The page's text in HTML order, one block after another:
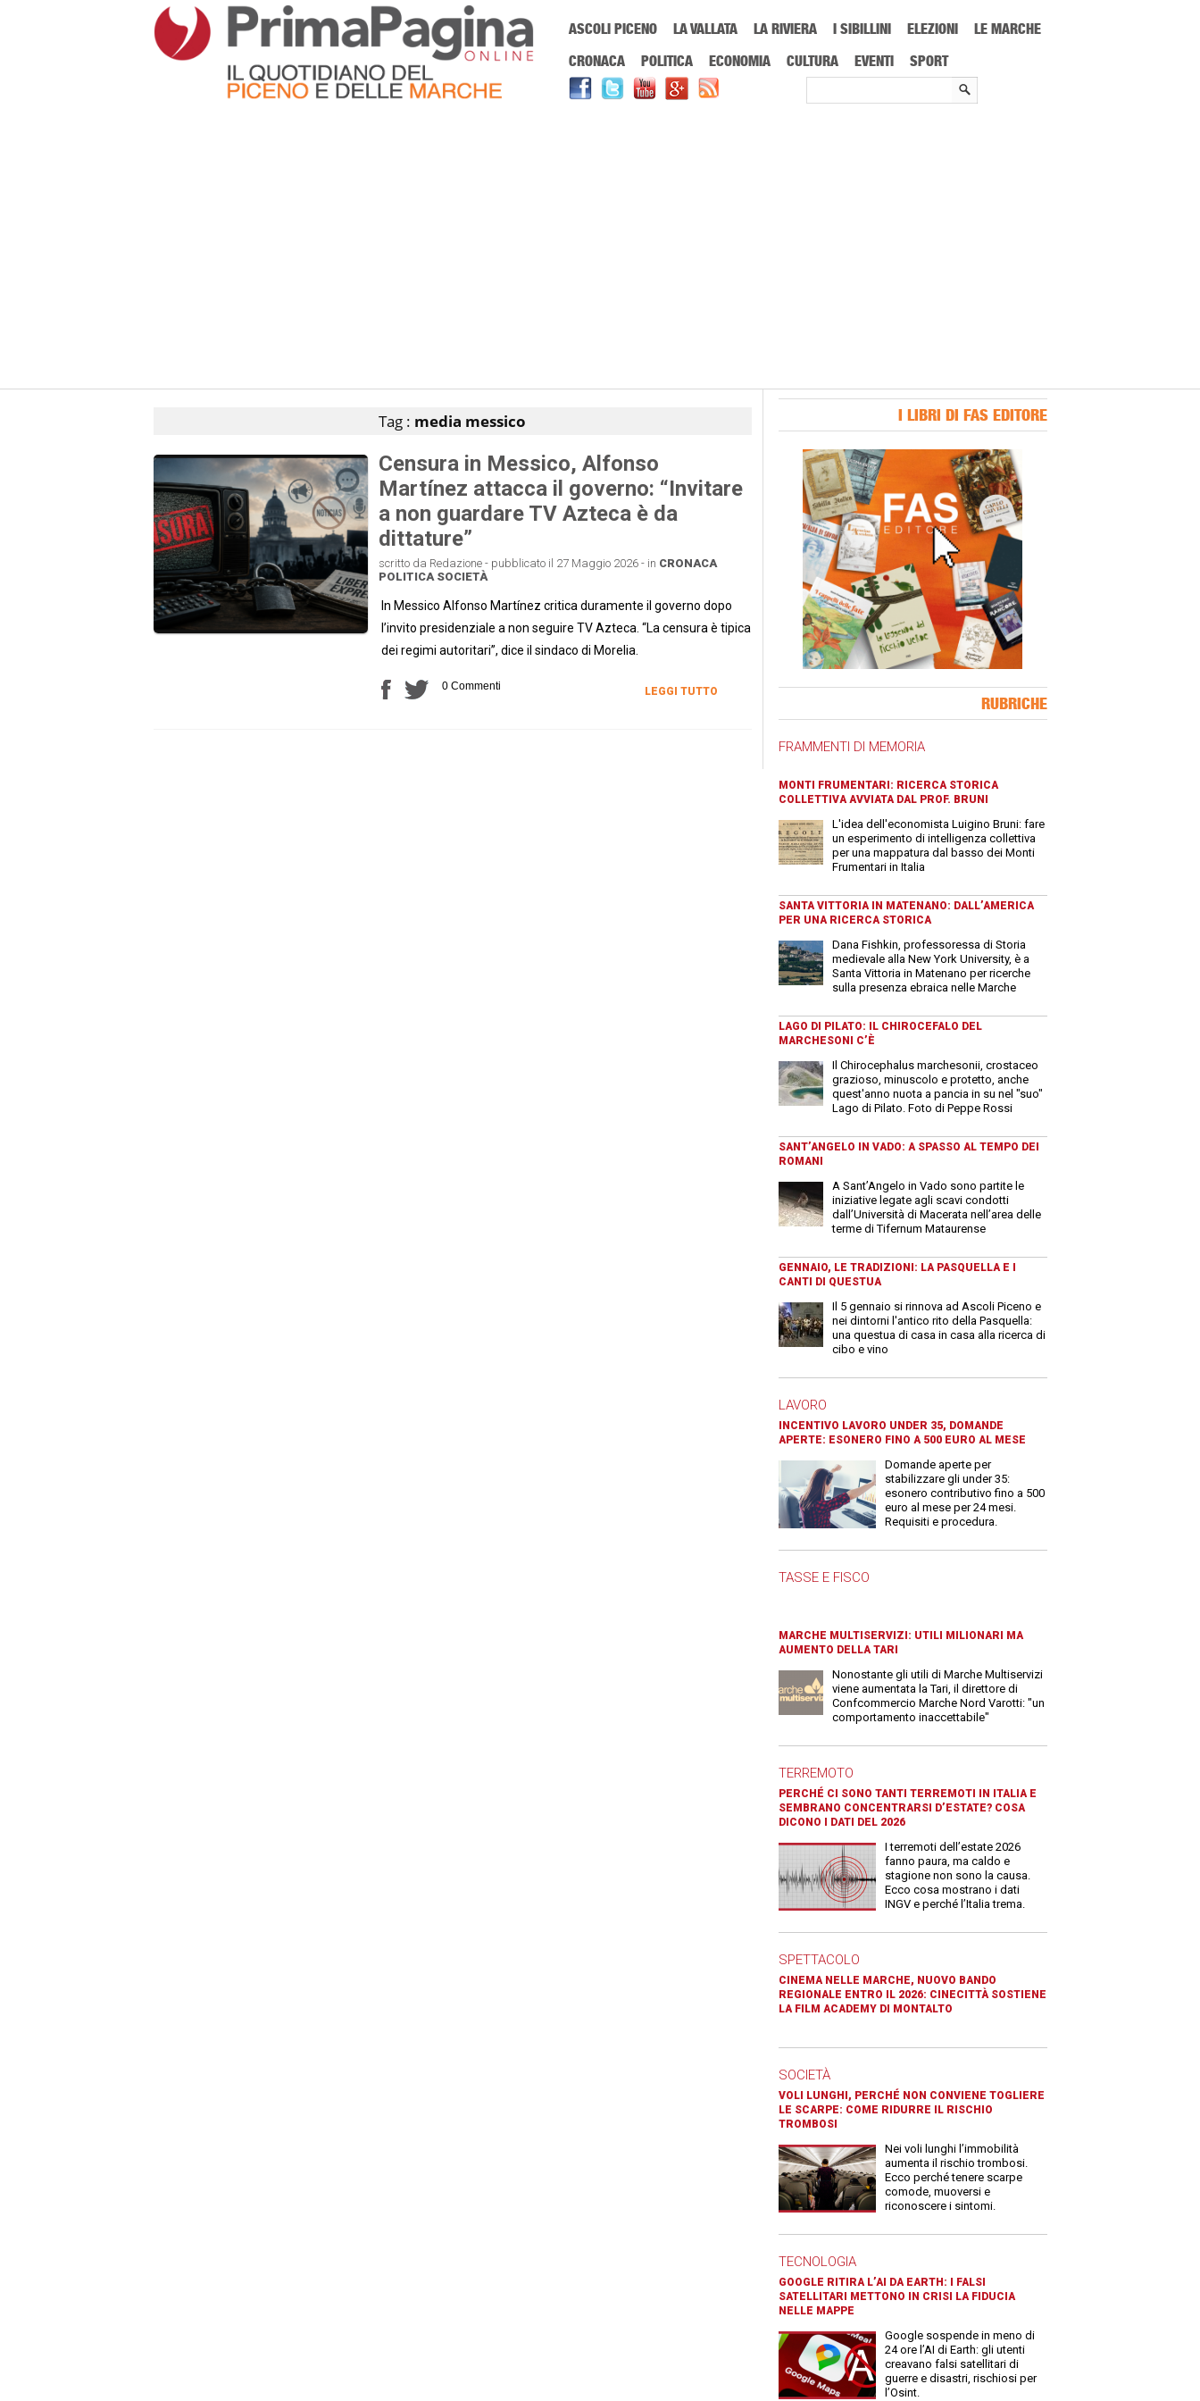
ASCOLI PICENO LA VALLATA LA RIVIERA I SIBILLINI ELEZIONI
LE MARCHE
CRONACA
POLITICA ECONOMIA CULTURA EVENTI SPORT
Tag : media messico
Censura in Messico, Alfonso
Martínez attacca il governo: “Invitare
a non guardare TV Azteca è da
dittature”
scritto da Redazione - pubblicato il 27 Maggio 2026 - in CRONACA
POLITICA SOCIETÀ
In Messico Alfonso Martínez critica duramente il governo dopo
l’invito presidenziale a non seguire TV Azteca. “La censura è tipica
dei regimi autoritari”, dice il sindaco di Morelia.
0 Commenti LEGGI TUTTO
I LIBRI DI FAS EDITORE
RUBRICHE
FRAMMENTI DI MEMORIA
MONTI FRUMENTARI: RICERCA STORICA
COLLETTIVA AVVIATA DAL PROF. BRUNI
L'idea dell'economista Luigino Bruni: fare
un esperimento di intelligenza collettiva
per una mappatura dal basso dei Monti
Frumentari in Italia
SANTA VITTORIA IN MATENANO: DALL’AMERICA
PER UNA RICERCA STORICA
Dana Fishkin, professoressa di Storia
medievale alla New York University, è a
Santa Vittoria in Matenano per ricerche
sulla presenza ebraica nelle Marche
LAGO DI PILATO: IL CHIROCEFALO DEL
MARCHESONI C’È
Il Chirocephalus marchesonii, crostaceo
grazioso, minuscolo e protetto, anche
quest'anno nuota a pancia in su nel "suo"
Lago di Pilato. Foto di Peppe Rossi
SANT’ANGELO IN VADO: A SPASSO AL TEMPO DEI
ROMANI
A Sant’Angelo in Vado sono partite le
iniziative legate agli scavi condotti
dall’Università di Macerata nell’area delle
terme di Tifernum Mataurense
GENNAIO, LE TRADIZIONI: LA PASQUELLA E I
CANTI DI QUESTUA
Il 5 gennaio si rinnova ad Ascoli Piceno e
nei dintorni l'antico rito della Pasquella:
una questua di casa in casa alla ricerca di
cibo e vino
LAVORO
INCENTIVO LAVORO UNDER 35, DOMANDE
APERTE: ESONERO FINO A 500 EURO AL MESE
Domande aperte per
stabilizzare gli under 35:
esonero contributivo fino a 500
euro al mese per 24 mesi.
Requisiti e procedura.
TASSE E FISCO
MARCHE MULTISERVIZI: UTILI MILIONARI MA
AUMENTO DELLA TARI
Nonostante gli utili di Marche Multiservizi
viene aumentata la Tari, il direttore di
Confcommercio Marche Nord Varotti: "un
comportamento inaccettabile"
TERREMOTO
PERCHÉ CI SONO TANTI TERREMOTI IN ITALIA E
SEMBRANO CONCENTRARSI D’ESTATE? COSA
DICONO I DATI DEL 2026
I terremoti dell’estate 2026
fanno paura, ma caldo e
stagione non sono la causa.
Ecco cosa mostrano i dati
INGV e perché l’Italia trema.
SPETTACOLO
CINEMA NELLE MARCHE, NUOVO BANDO
REGIONALE ENTRO IL 2026: CINECITTÀ SOSTIENE
LA FILM ACADEMY DI MONTALTO
SOCIETÀ
VOLI LUNGHI, PERCHÉ NON CONVIENE TOGLIERE
LE SCARPE: COME RIDURRE IL RISCHIO
TROMBOSI
Nei voli lunghi l’immobilità
aumenta il rischio trombosi.
Ecco perché tenere scarpe
comode, muoversi e
riconoscere i sintomi.
TECNOLOGIA
GOOGLE RITIRA L’AI DA EARTH: I FALSI
SATELLITARI METTONO IN CRISI LA FIDUCIA
NELLE MAPPE
Google sospende in meno di
24 ore l’AI di Earth: gli utenti
creavano falsi satellitari di
guerre e disastri, rischiosi per
l’Osint.